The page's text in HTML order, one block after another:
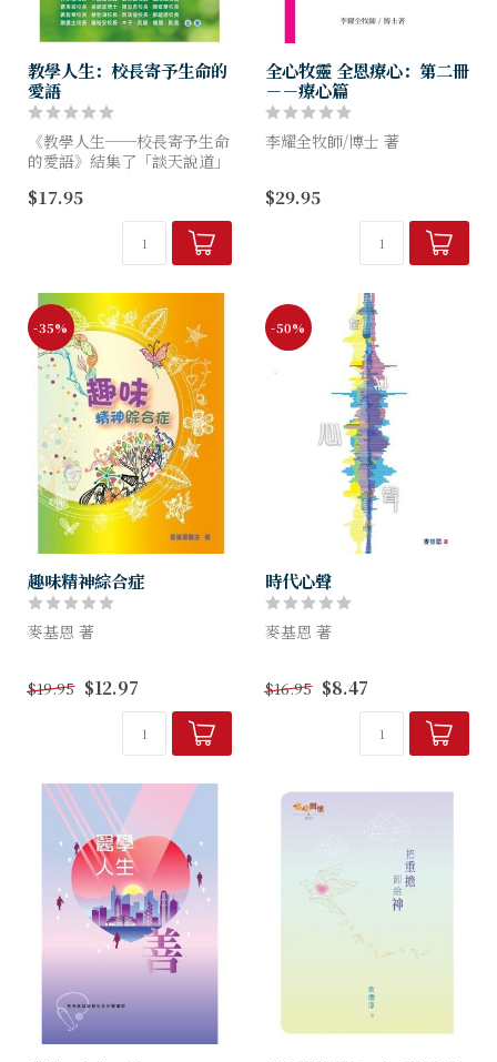
教學人生：校長寄予生命的
愛語
《教學人生──校長寄予生命
的愛語》結集了「談天說道」
2022）的部分文章而出版。
全書共有十八位作者，十七位
是中小學校長，一位是退休...
$17.95
全心牧靈 全恩療心：第二冊
－－療心篇
李耀全牧師/博士 著
從精神醫學的角度處理林林總
總的心理病態與精神疾病，包
括人人必經「生、老、病、
死」之苦，以及各樣的特殊的
$29.95
-35%
趣味精神綜合症
麥基恩 著
人健康」這概念，又認同
「身、心、靈」是互為影響
的。故此，他引用了與心靈有
關的聖經經文，盼望給讀者一
$19.95 $12.97
-50%
時代心聲
麥基恩 著
精神科醫生，也是教會的長
老，長年熱心參與事奉。眼見
時下社會瞬息萬變，社會發生
的事情與人性的反應及表現，
$16.95 $8.47